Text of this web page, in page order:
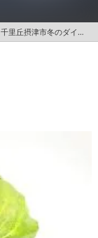
千里丘摂津市冬のダイエット